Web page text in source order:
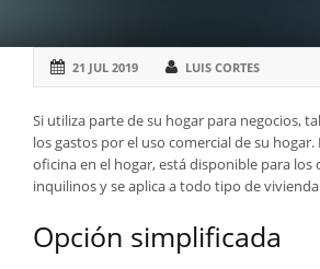
21 JUL 2019 LUIS CORTES
Si utiliza parte de su hogar para negocios,
los gastos por el uso comercial de su
oficina en el hogar, está disponible para los
inquilinos y se aplica a todo tipo de
Opción simplificada